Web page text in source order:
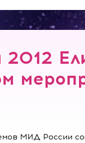
МИД России